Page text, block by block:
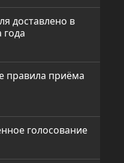
доставлено в
года
правила приёма
голосование